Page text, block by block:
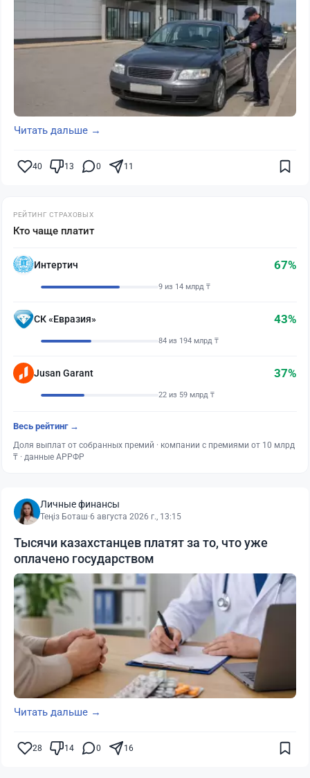
Читать дальше →
40 13 0 11
РЕЙТИНГ СТРАХОВЫХ
Кто чаще платит
Интертич 67%
9 из 14 млрд ₸
СК «Евразия» 43%
84 из 194 млрд ₸
Jusan Garant 37%
22 из 59 млрд ₸
Весь рейтинг →
Доля выплат от собранных премий · компании с премиями от 10 млрд
₸ · данные АРРФР
Личные финансы
Теңіз Боташ·6 августа 2026 г., 13:15
Тысячи казахстанцев платят за то, что уже
оплачено государством
Читать дальше →
28 14 0 16